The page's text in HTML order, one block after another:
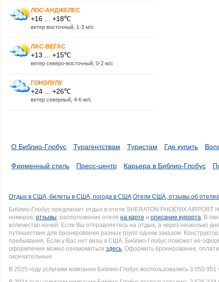
ЛОС-АНДЖЕЛЕС
+16 ... +18℃
ветер восточный, 1-3 м/с
ЛАС-ВЕГАС
+13 ... +15℃
ветер северо-восточный, 0-2 м/с
ГОНОЛУЛУ
+24 ... +26℃
ветер северный, 4-6 м/с
О Библио-Глобус Турагентствам Туристам Где купить
Фирменный стиль Пресс-центр Карьера в Библио-Глобус
Отдых в США, билеты в США, погода в США Отели США, отзывы об
Библио-Глобус предлагает отдых в отеле SHERATON PHOENIX
номеров, отзывы, расположение отеля на карте и описание курорта. В
количество ночей. Если Вы отправляетесь на отдых, а через несколько
путешествия для бронирования разных групп одним заказом.
пребывания. Если у Вас нет визы в США, Библио-Глобус поможет её
оформления можно ознакомиться здесь. Оформить бронирование,
окончательные.
В 2025 году услугами компании Библио-Глобус воспользовались 3 050 951